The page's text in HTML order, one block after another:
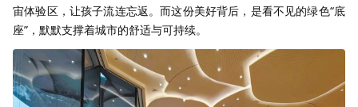
宙体验区，让孩子流连忘返。而这份美好背后，是看不见的绿色“底
座”，默默支撑着城市的舒适与可持续。